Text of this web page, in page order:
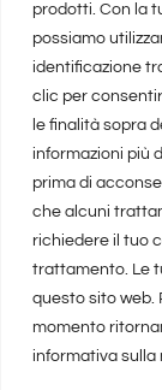
prodotti. Con la
possiamo
identificazione
clic per
le finalità sopra
informazioni più
prima di
che alcuni
richiedere il tuo
trattamento. Le
questo sito web.
momento
informativa sulla
realizzato da